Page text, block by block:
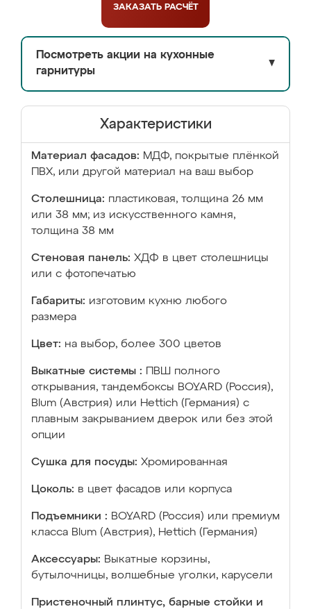
ЗАКАЗАТЬ РАСЧЁТ
Посмотреть акции на кухонные
гарнитуры
▼
Характеристики
Материал фасадов: МДФ, покрытые плёнкой
ПВХ, или другой материал на ваш выбор
Столешница: пластиковая, толщина 26 мм
или 38 мм; из искусственного камня,
толщина 38 мм
Стеновая панель: ХДФ в цвет столешницы
или с фотопечатью
Габариты: изготовим кухню любого
размера
Цвет: на выбор, более 300 цветов
Выкатные системы :
ПВШ полного
открывания, тандембоксы BOYARD (Россия),
Blum (Австрия) или Hettich (Германия) с
плавным закрыванием дверок или без этой
опции
Сушка для посуды: Хромированная
Цоколь: в цвет фасадов или корпуса
Подъемники : BOYARD (Россия) или премиум
класса Blum (Австрия), Hettich (Германия)
Аксессуары: Выкатные корзины,
бутылочницы, волшебные уголки, карусели
Пристеночный плинтус, барные стойки и